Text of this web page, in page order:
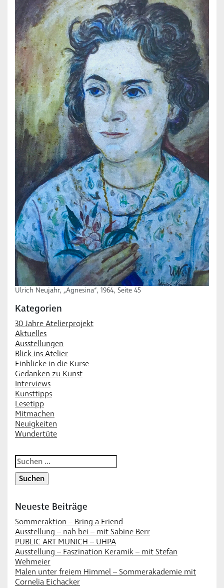
Ulrich Neujahr, „Agnesina“, 1964, Seite 45
Kategorien
30 Jahre Atelierprojekt
Aktuelles
Ausstellungen
Blick ins Atelier
Einblicke in die Kurse
Gedanken zu Kunst
Interviews
Kunsttipps
Lesetipp
Mitmachen
Neuigkeiten
Wundertüte
Suchen
nach:
Neueste Beiträge
Sommeraktion – Bring a Friend
Ausstellung – nah bei – mit Sabine Berr
PUBLIC ART MUNICH – UHPA
Ausstellung – Faszination Keramik – mit Stefan
Wehmeier
Malen unter freiem Himmel – Sommerakademie mit
Cornelia Eichacker